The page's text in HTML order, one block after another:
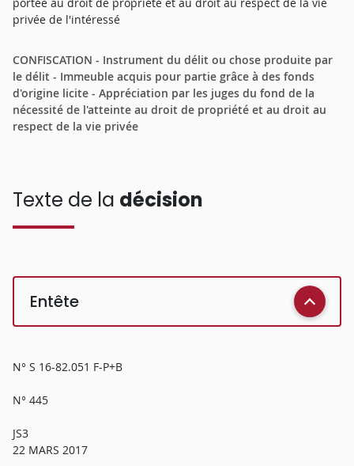
privée de l'intéressé
CONFISCATION - Instrument du délit ou chose produite par
le délit - Immeuble acquis pour partie grâce à des fonds
d'origine licite - Appréciation par les juges du fond de la
nécessité de l'atteinte au droit de propriété et au droit au
respect de la vie privée
Texte de la décision
Entête
N° S 16-82.051 F-P+B
N° 445
JS3
22 MARS 2017